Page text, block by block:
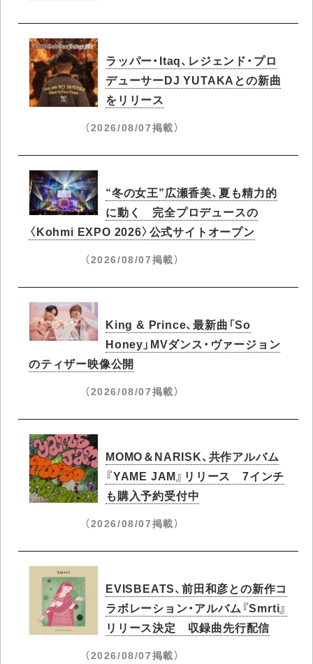
ラッパー・Itaq、レジェンド・プロ
デューサーDJ YUTAKAとの新曲
をリリース
（2026/08/07掲載）
“冬の女王”広瀬香美、夏も精力的
に動く 完全プロデュースの
〈Kohmi EXPO 2026〉公式サイトオープン
（2026/08/07掲載）
King & Prince、最新曲「So
Honey」MVダンス・ヴァージョン
のティザー映像公開
（2026/08/07掲載）
MOMO＆NARISK、共作アルバム
『YAME JAM』リリース 7インチ
も購入予約受付中
（2026/08/07掲載）
EVISBEATS、前田和彦との新作コ
ラボレーション・アルバム『Smrti』
リリース決定 収録曲先行配信
（2026/08/07掲載）